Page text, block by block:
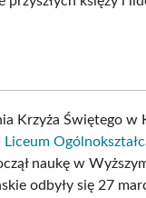
Krzyża Świętego w
Liceum
naukę w
odbyły się 27